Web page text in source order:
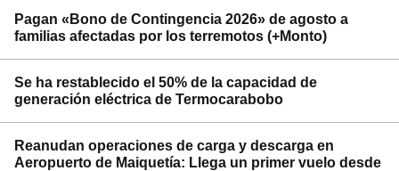
Pagan «Bono de Contingencia 2026» de agosto a
familias afectadas por los terremotos (+Monto)
Se ha restablecido el 50% de la capacidad de
generación eléctrica de Termocarabobo
Reanudan operaciones de carga y descarga en
Aeropuerto de Maiquetía: Llega un primer vuelo desde